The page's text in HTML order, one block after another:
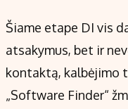
Šiame etape DI vis
atsakymus, bet ir
kontaktą, kalbėjimo
„Software Finder“